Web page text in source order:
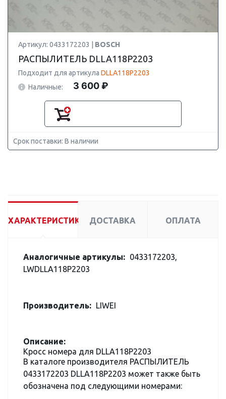
Артикул: 0433172203 | BOSCH
РАСПЫЛИТЕЛЬ DLLA118P2203
Подходит для артикула DLLA118P2203
Наличные:
3 600 ₽
Срок поставки: В наличии
ХАРАКТЕРИСТИКИ ДОСТАВКА ОПЛАТА
Аналогичные артикулы: 0433172203,
LWDLLA118P2203
Производитель: LIWEI
Описание:
Кросс номера для DLLA118P2203
В каталоге производителя РАСПЫЛИТЕЛЬ
0433172203 DLLA118P2203 может также быть
обозначена под следующими номерами: